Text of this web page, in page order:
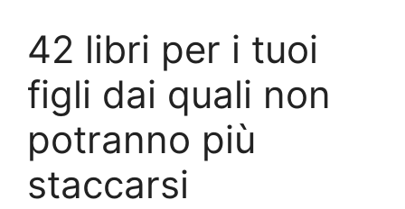
42 libri per i tuoi
figli dai quali non
potranno più
staccarsi